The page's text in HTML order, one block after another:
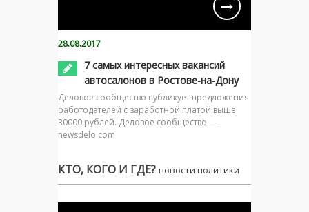
28.08.2017
7 самых интересных вакансий
автосалонов в Ростове-на-Дону
Деловое сообщество публикует предложения
работодателей с заработной платой выше
30000 рублей. Деловое сообщество —
newsdelo.com
КТО, КОГО И ГДЕ? новости политики